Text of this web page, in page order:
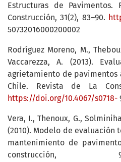
Estructuras de
Construcción, 31(2), 83–90.
50732016000200002
Rodríguez Moreno, M.,
Vaccarezza, A. (2013).
agrietamiento de pavimentos
Chile. Revista de La
https://doi.org/10.4067/s0718-
Vera, I., Thenoux, G.,
(2010). Modelo de
mantenimiento de
construcción,